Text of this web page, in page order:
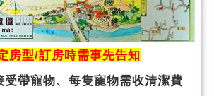
房型/訂房時需事先告知
帶寵物、 每隻寵物需收清潔費